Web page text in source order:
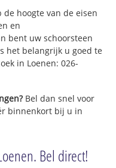
de hoogte van de eisen
en
bent uw schoorsteen
het belangrijk u goed te
in Loenen: 026-
Bel dan snel voor
binnenkort bij u in
Bel direct!